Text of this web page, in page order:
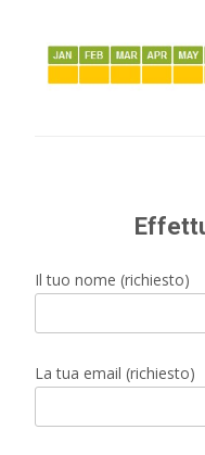
Il tuo nome (richiesto)
La tua email (richiesto)